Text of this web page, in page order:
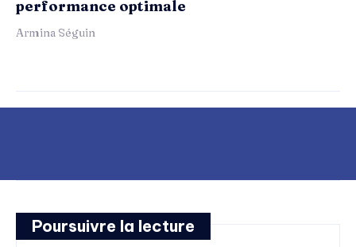
performance optimale
Armina Séguin
Poursuivre la lecture